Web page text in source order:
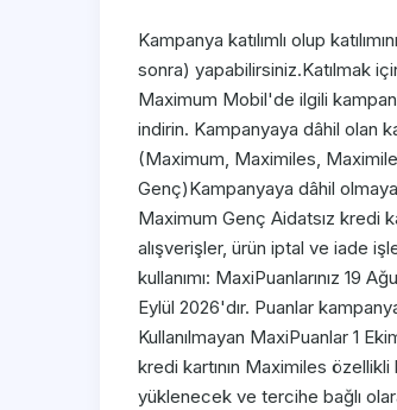
​Kampanya katılımlı olup
sonra) yapabilirsiniz.Katılmak
Maximum Mobil'de ilgili
indirin. Kampanyaya dâhil olan
(Maximum, Maximiles,
Genç)Kampanyaya dâhil
Maximum Genç Aidatsız kredi
alışverişler, ürün iptal ve iade
kullanımı: MaxiPuanlarınız 19
Eylül 2026'dır. Puanlar
Kullanılmayan MaxiPuanlar 1
kredi kartının Maximiles
yüklenecek ve tercihe bağlı